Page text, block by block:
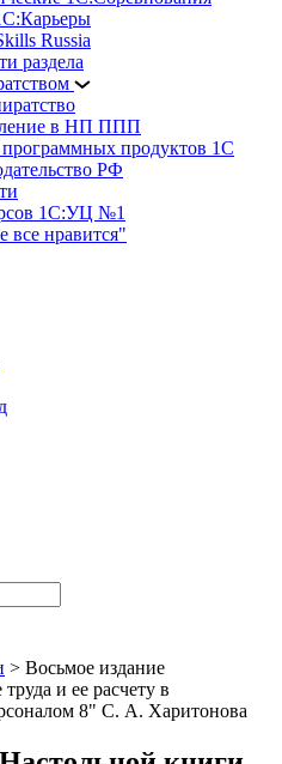
Russia
раздела
в НП ППП
продуктов 1С
РФ
1С:УЦ №1
нравится"
> Восьмое издание
и ее расчету в
8" С. А. Харитонова